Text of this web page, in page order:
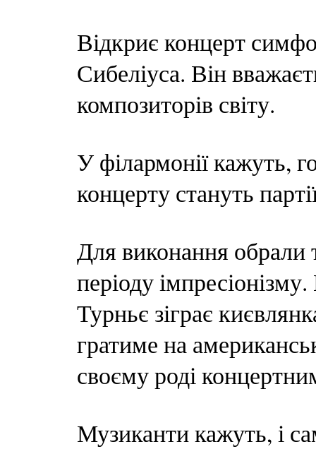
Відкриє концерт
Сибеліуса. Він
композиторів світу.
У філармонії кажуть,
концерту стануть
Для виконання обрали
періоду
Турньє зіграє
гратиме на
своєму роді
Музиканти кажуть, і